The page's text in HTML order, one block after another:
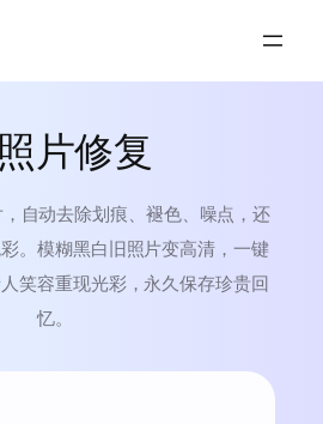
片修复
自动去除划痕、褪色、噪点，还
。模糊黑白旧照片变高清，一键
笑容重现光彩，永久保存珍贵回
忆。